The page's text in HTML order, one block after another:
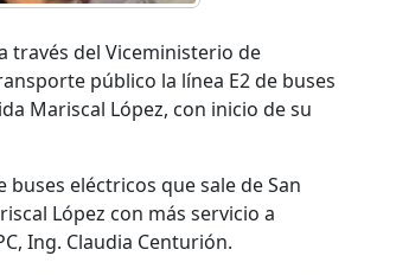
través del Viceministerio de
público la línea E2 de buses
Mariscal López, con inicio de su
eléctricos que sale de San
López con más servicio a
Ing. Claudia Centurión.